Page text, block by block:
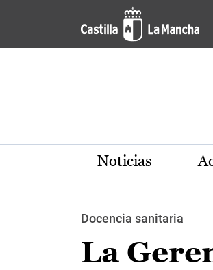
Pasar al contenido principal
Noticias
Docencia sanitaria
La